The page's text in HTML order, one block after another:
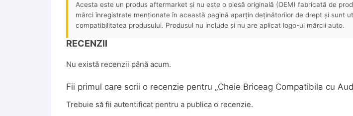
Acesta este un produs aftermarket și nu este o piesă originală (OEM) fabricată de
mărci înregistrate menționate în această pagină aparțin deținătorilor de drept și sunt
compatibilitatea produsului. Produsul nu include și nu are aplicat logo-ul mărcii auto.
RECENZII
Nu există recenzii până acum.
Fii primul care scrii o recenzie pentru „Cheie Briceag Compatibila cu
Trebuie să fii autentificat pentru a publica o recenzie.